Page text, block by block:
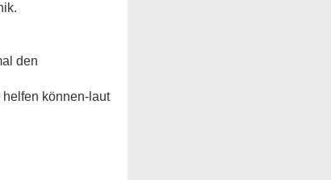
den
können-laut